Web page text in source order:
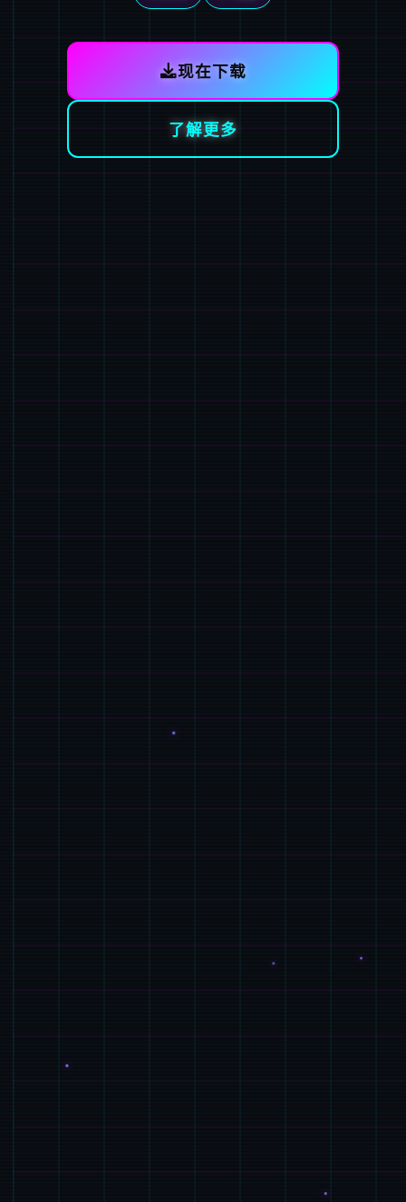
现在下载
了解更多